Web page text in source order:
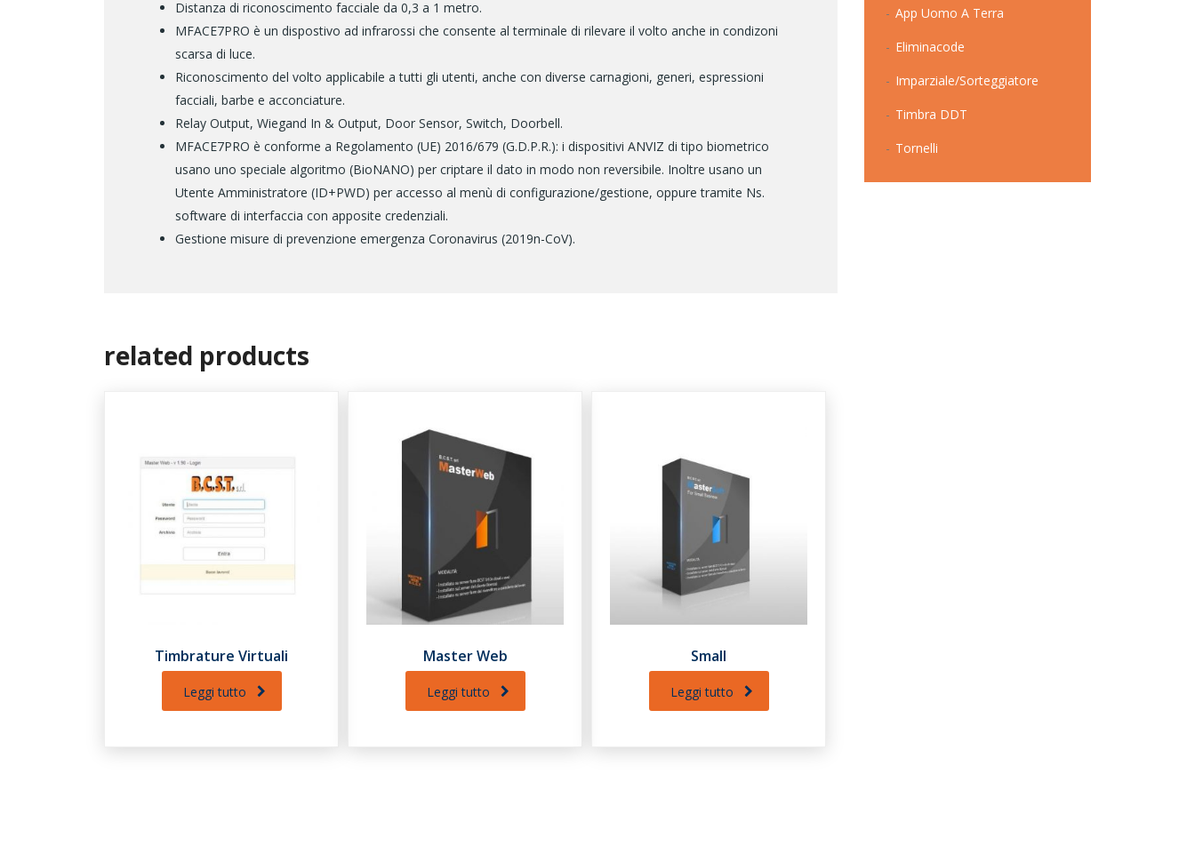
Distanza di riconoscimento facciale da 0,3 a 1 metro.
MFACE7PRO è un dispostivo ad infrarossi che consente al terminale di rilevare il volto anche in condizoni
scarsa di luce.
Riconoscimento del volto applicabile a tutti gli utenti, anche con diverse carnagioni, generi, espressioni
facciali, barbe e acconciature.
Relay Output, Wiegand In & Output, Door Sensor, Switch, Doorbell.
MFACE7PRO è conforme a Regolamento (UE) 2016/679 (G.D.P.R.): i dispositivi ANVIZ di tipo biometrico
usano uno speciale algoritmo (BioNANO) per criptare il dato in modo non reversibile. Inoltre usano un
Utente Amministratore (ID+PWD) per accesso al menù di configurazione/gestione, oppure tramite Ns.
software di interfaccia con apposite credenziali.
Gestione misure di prevenzione emergenza Coronavirus (2019n-CoV).
related products
Timbrature Virtuali
Leggi tutto
Master Web
Leggi tutto
Small
Leggi tutto
App Uomo A Terra
Eliminacode
Imparziale/Sorteggiatore
Timbra DDT
Tornelli